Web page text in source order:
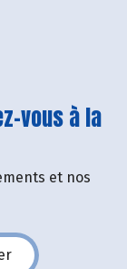
vous à la
et nos